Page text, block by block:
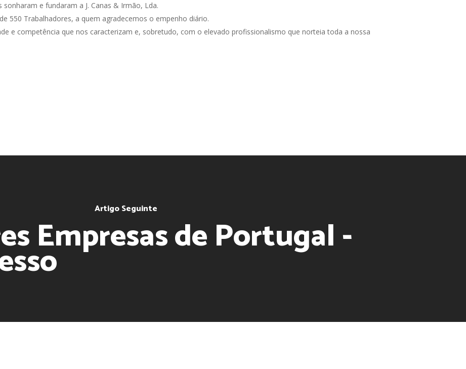
e fundaram a J. Canas & Irmão, Lda.
550 Trabalhadores, a quem agradecemos o empenho diário.
e competência que nos caracterizam e, sobretudo, com o elevado profissionalismo que norteia toda a nossa
Artigo Seguinte
Empresas de Portugal -